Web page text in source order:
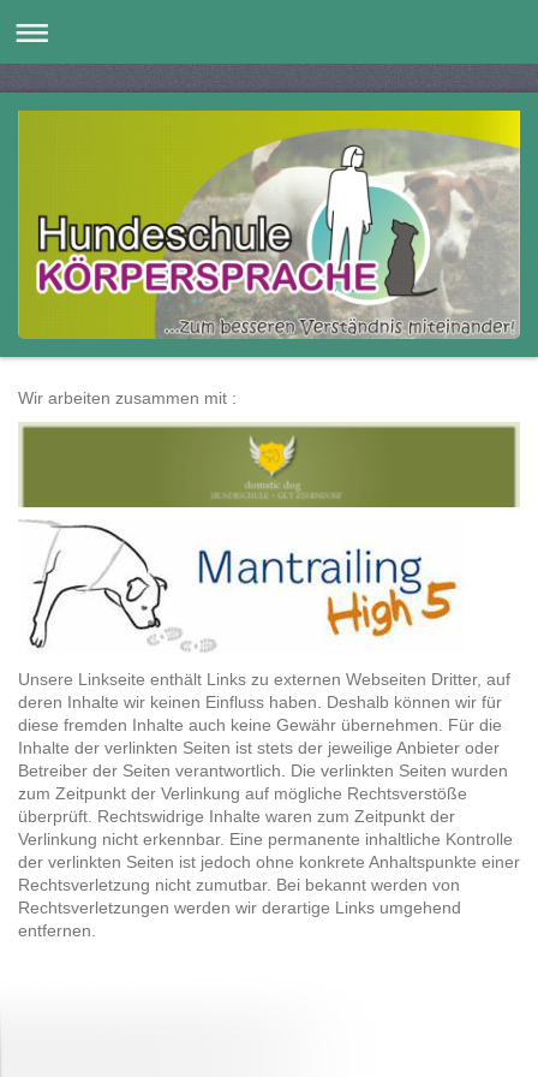
Wir arbeiten zusammen mit :
Unsere Linkseite enthält Links zu externen Webseiten Dritter, auf
deren Inhalte wir keinen Einfluss haben. Deshalb können wir für
diese fremden Inhalte auch keine Gewähr übernehmen. Für die
Inhalte der verlinkten Seiten ist stets der jeweilige Anbieter oder
Betreiber der Seiten verantwortlich. Die verlinkten Seiten wurden
zum Zeitpunkt der Verlinkung auf mögliche Rechtsverstöße
überprüft. Rechtswidrige Inhalte waren zum Zeitpunkt der
Verlinkung nicht erkennbar. Eine permanente inhaltliche Kontrolle
der verlinkten Seiten ist jedoch ohne konkrete Anhaltspunkte einer
Rechtsverletzung nicht zumutbar. Bei bekannt werden von
Rechtsverletzungen werden wir derartige Links umgehend
entfernen.